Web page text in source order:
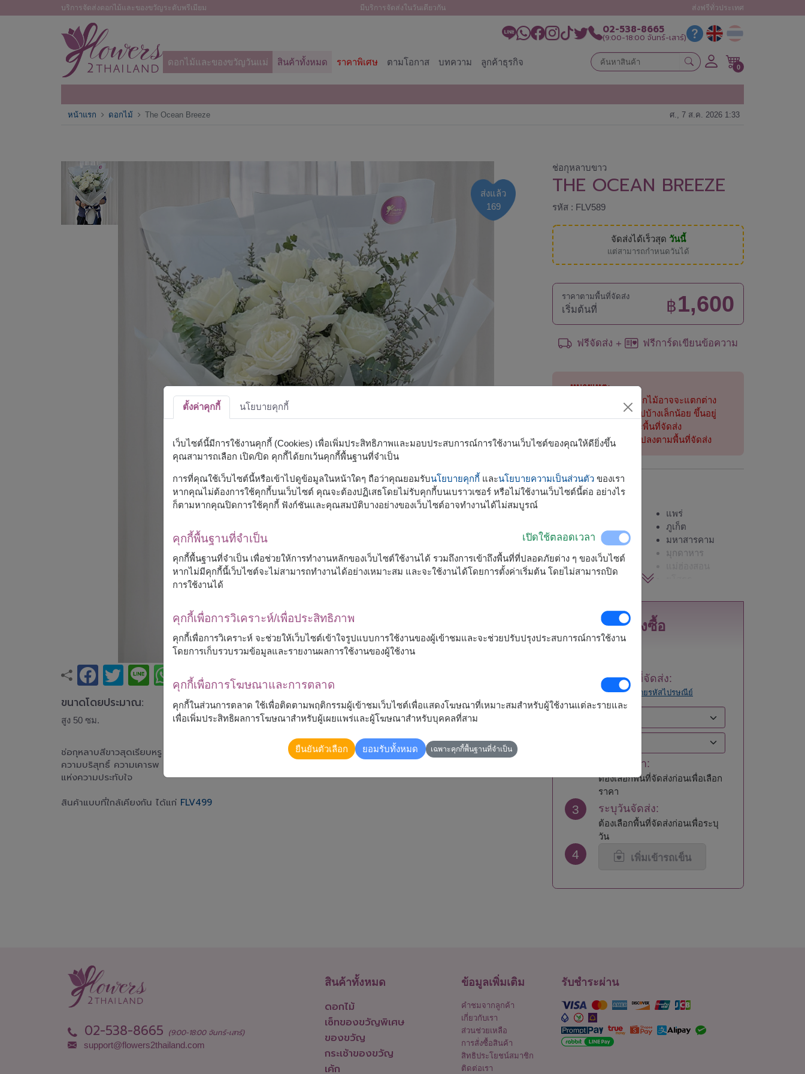
บริการจัดส่งดอกไม้และของขวัญระดับพรีเมียม มีบริการจัดส่งในวันเดียวกัน ส่งฟรีทั่วประเทศ
02-538-8665
(9:00-18:00 จันทร์-เสาร์)
ดอกไม้และของขวัญวันแม่ สินค้าทั้งหมด ราคาพิเศษ ตามโอกาส บทความ ลูกค้าธุรกิจ 0
หน้าแรก ดอกไม้ The Ocean Breeze ศ., 7 ส.ค. 2026 1:33
ส่งแล้ว
169
ขนาดโดยประมาณ:
สูง 50 ซม.
ช่อกุหลาบสีขาวสุดเรียบหรู จัดด้วยกุหลาบสดคุณภาพดี พร้อมใบยูคาลิปตัสและดอกไม้แซมอย่างลงตัว สื่อถึง
ความบริสุทธิ์ ความเคารพ และความจริงใจ เหมาะสำหรับแสดงความยินดี วันเกิด งานรับปริญญา หรือทุกโอกาส
แห่งความประทับใจ
สินค้าแบบที่ใกล้เคียงกัน ได้แก่ FLV499
ช่อกุหลาบขาว
THE OCEAN BREEZE
รหัส : FLV589
จัดส่งได้เร็วสุด วันนี้
แต่สามารถกำหนดวันได้
ราคาตามพื้นที่จัดส่ง
เริ่มต้นที่ ฿1,600
ฟรีจัดส่ง + ฟรีการ์ดเขียนข้อความ
หมายเหตุ:
การจัดและดอกไม้อาจจะแตกต่าง
จากที่เห็นในรูปบ้างเล็กน้อย ขึ้นอยู่
กับฤดูกาลและพื้นที่จัดส่ง
ราคาเปลี่ยนแปลงตามพื้นที่จัดส่ง
จัดส่งได้
กาญจนบุรี
กาฬสินธุ์
กำแพงเพชร
ชลบุรี - พัทยา
ชัยนาท
เชียงใหม่
ตราด
นครราชสีมา
นครศรีธรรมราช
นครสวรรค์
นนทบุรี
น่าน
บึงกาฬ
บุรีรัมย์
เพชรบุรี
เพชรบูรณ์
แพร่
ภูเก็ต
มหาสารคาม
มุกดาหาร
เลย
ศรีสะเกษ
สมุทรปราการ
สมุทรสาคร
สุโขทัย
สุราษฎร์ธานี
สั่งซื้อ
เลือกพื้นที่จัดส่ง:
ลองค้นหาโดยรหัสไปรษณีย์
เลือกราคา:
ต้องเลือกพื้นที่จัดส่งก่อนเพื่อเลือก
ราคา
3 ระบุวันจัดส่ง:
ต้องเลือกพื้นที่จัดส่งก่อนเพื่อระบุ
วัน
4 เพิ่มเข้ารถเข็น
02-538-8665 (9:00-18:00 จันทร์-เสาร์)
support@flowers2thailand.com
สินค้าทั้งหมด
ดอกไม้
เซ็ทของขวัญพิเศษ
ของขวัญ
กระเช้าของขวัญ
เค้ก
ข้อมูลเพิ่มเติม
คำชมจากลูกค้า
เกี่ยวกับเรา
ส่วนช่วยเหลือ
การสั่งซื้อสินค้า
สิทธิประโยชน์สมาชิก
ติดต่อเรา
รับชำระผ่าน
ตั้งค่าคุกกี้ นโยบายคุกกี้
เว็บไซต์นี้มีการใช้งานคุกกี้ (Cookies) เพื่อเพิ่มประสิทธิภาพและมอบประสบการณ์การใช้งานเว็บไซต์ของคุณให้ดียิ่งขึ้น
คุณสามารถเลือก เปิด/ปิด คุกกี้ได้ยกเว้นคุกกี้พื้นฐานที่จำเป็น
การที่คุณใช้เว็บไซต์นี้หรือเข้าไปดูข้อมูลในหน้าใดๆ ถือว่าคุณยอมรับนโยบายคุกกี้ และนโยบายความเป็นส่วนตัว ของเรา
หากคุณไม่ต้องการใช้คุกกี้บนเว็บไซต์ คุณจะต้องปฏิเสธโดยไม่รับคุกกี้บนเบราวเซอร์ หรือไม่ใช้งานเว็บไซต์นี้ต่อ อย่างไร
ก็ตามหากคุณปิดการใช้คุกกี้ ฟังก์ชันและคุณสมบัติบางอย่างของเว็บไซต์อาจทำงานได้ไม่สมบูรณ์
คุกกี้พื้นฐานที่จำเป็น เปิดใช้ตลอดเวลา
คุกกี้พื้นฐานที่จำเป็น เพื่อช่วยให้การทำงานหลักของเว็บไซต์ใช้งานได้ รวมถึงการเข้าถึงพื้นที่ที่ปลอดภัยต่าง ๆ ของเว็บไซต์
หากไม่มีคุกกี้นี้เว็บไซต์จะไม่สามารถทำงานได้อย่างเหมาะสม และจะใช้งานได้โดยการตั้งค่าเริ่มต้น โดยไม่สามารถปิด
การใช้งานได้
คุกกี้เพื่อการวิเคราะห์/เพื่อประสิทธิภาพ
คุกกี้เพื่อการวิเคราะห์ จะช่วยให้เว็บไซต์เข้าใจรูปแบบการใช้งานของผู้เข้าชมและจะช่วยปรับปรุงประสบการณ์การใช้งาน
โดยการเก็บรวบรวมข้อมูลและรายงานผลการใช้งานของผู้ใช้งาน
คุกกี้เพื่อการโฆษณาและการตลาด
คุกกี้ในส่วนการตลาด ใช้เพื่อติดตามพฤติกรรมผู้เข้าชมเว็บไซต์เพื่อแสดงโฆษณาที่เหมาะสมสำหรับผู้ใช้งานแต่ละรายและ
เพื่อเพิ่มประสิทธิผลการโฆษณาสำหรับผู้เผยแพร่และผู้โฆษณาสำหรับบุคคลที่สาม
ยืนยันตัวเลือก ยอมรับทั้งหมด เฉพาะคุกกี้พื้นฐานที่จำเป็น